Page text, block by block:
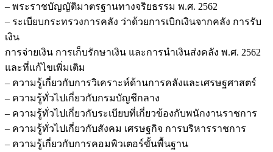
– พระราชบัญญัติมาตรฐานทางจริยธรรม พ.ศ. 2562
– ระเบียบกระทรวงการคลัง ว่าด้วยการเบิกเงินจากคลัง การรับ
เงิน
การจ่ายเงิน การเก็บรักษาเงิน และการนำเงินส่งคลัง พ.ศ. 2562
และที่แก้ไขเพิ่มเติม
– ความรู้เกี่ยวกับการวิเคราะห์ด้านการคลังและเศรษฐศาสตร์
– ความรู้ทั่วไปเกี่ยวกับกรมบัญชีกลาง
– ความรู้ทั่วไปเกี่ยวกับระเบียบที่เกี่ยวข้องกับพนักงานราชการ
– ความรู้ทั่วไปเกี่ยวกับสังคม เศรษฐกิจ การบริหารราชการ
– ความรู้เกี่ยวกับการคอมพิวเตอร์ขั้นพื้นฐาน